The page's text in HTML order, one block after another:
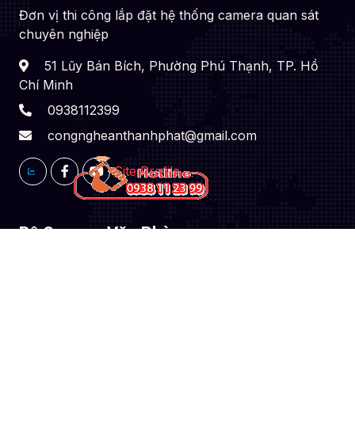
Đơn vị thi công lắp đặt hệ thống camera quan sát
chuyên nghiệp
51 Lũy Bán Bích, Phường Phú Thạnh, TP. Hồ
Chí Minh
0938112399
congngheanthanhphat@gmail.com
Site Profile
Bộ Camera Văn Phòng